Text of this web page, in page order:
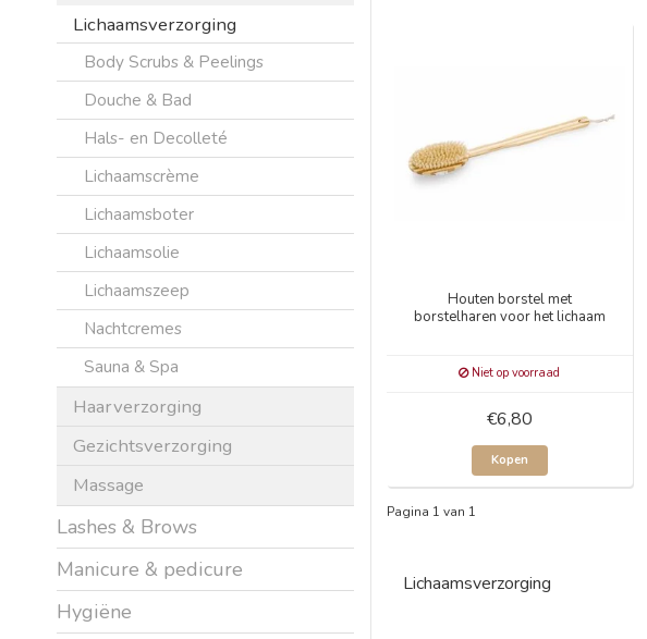
Lichaamsverzorging
Body Scrubs & Peelings
Douche & Bad
Hals- en Decolleté
Lichaamscrème
Lichaamsboter
Lichaamsolie
Lichaamszeep
Nachtcremes
Sauna & Spa
Haarverzorging
Gezichtsverzorging
Massage
Lashes & Brows
Manicure & pedicure
Hygiëne
Houten borstel met
borstelharen voor het lichaam
Niet op voorraad
€6,80
Kopen
Pagina 1 van 1
Lichaamsverzorging